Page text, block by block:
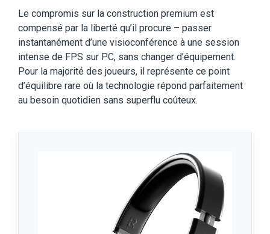
Le compromis sur la construction premium est
compensé par la liberté qu’il procure – passer
instantanément d’une visioconférence à une session
intense de FPS sur PC, sans changer d’équipement.
Pour la majorité des joueurs, il représente ce point
d’équilibre rare où la technologie répond parfaitement
au besoin quotidien sans superflu coûteux.